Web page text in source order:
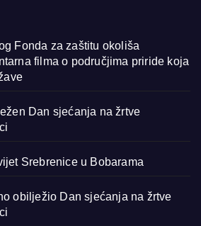
Fonda za zaštitu okoliša
filma o područjima priride koja
Dan sjećanja na žrtve
Srebrenice u Bobarama
obilježio Dan sjećanja na žrtve